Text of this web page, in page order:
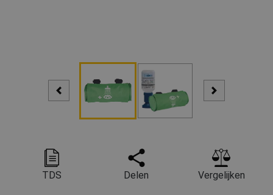
TDS Delen Vergelijken